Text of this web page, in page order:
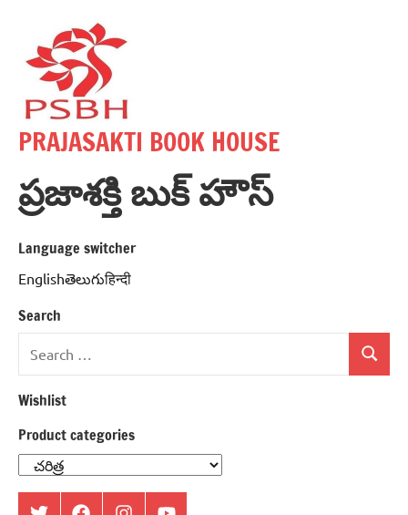
content
PRAJASAKTI BOOK HOUSE
ప్రజాశక్తి బుక్ హౌస్
Language switcher
Englishతెలుగుहिन्दी
Search
Search
for:
Search
Wishlist
Product categories